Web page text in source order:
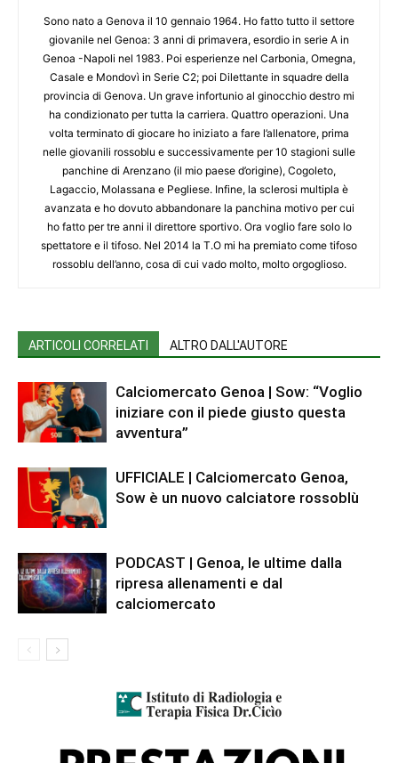
Sono nato a Genova il 10 gennaio 1964. Ho fatto tutto il settore
giovanile nel Genoa: 3 anni di primavera, esordio in serie A in
Genoa -Napoli nel 1983. Poi esperienze nel Carbonia, Omegna,
Casale e Mondovì in Serie C2; poi Dilettante in squadre della
provincia di Genova. Un grave infortunio al ginocchio destro mi
ha condizionato per tutta la carriera. Quattro operazioni. Una
volta terminato di giocare ho iniziato a fare l’allenatore, prima
nelle giovanili rossoblu e successivamente per 10 stagioni sulle
panchine di Arenzano (il mio paese d’origine), Cogoleto,
Lagaccio, Molassana e Pegliese. Infine, la sclerosi multipla è
avanzata e ho dovuto abbandonare la panchina motivo per cui
ho fatto per tre anni il direttore sportivo. Ora voglio fare solo lo
spettatore e il tifoso. Nel 2014 la T.O mi ha premiato come tifoso
rossoblu dell’anno, cosa di cui vado molto, molto orgoglioso.
ARTICOLI CORRELATI ALTRO DALL'AUTORE
Calciomercato Genoa | Sow: “Voglio
iniziare con il piede giusto questa
avventura”
UFFICIALE | Calciomercato Genoa,
Sow è un nuovo calciatore rossoblù
PODCAST | Genoa, le ultime dalla
ripresa allenamenti e dal
calciomercato